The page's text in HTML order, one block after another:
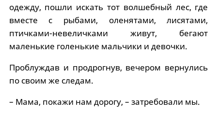
одежду, пошли искать тот волшебный лес, где
вместе с рыбами, оленятами, лисятами,
птичками-невеличками живут, бегают
маленькие голенькие мальчики и девочки.
Проблуждав и продрогнув, вечером вернулись
по своим же следам.
– Мама, покажи нам дорогу, – затребовали мы.